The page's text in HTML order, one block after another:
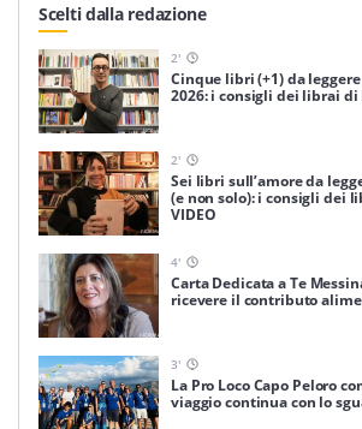
Scelti dalla redazione
2'
Cinque libri (+1) da
2026: i consigli dei librai di
2'
Sei libri sull’amore da
(e non solo): i consigli dei
VIDEO
4'
Carta Dedicata a Te
ricevere il contributo
3'
La Pro Loco Capo Peloro
viaggio continua con lo